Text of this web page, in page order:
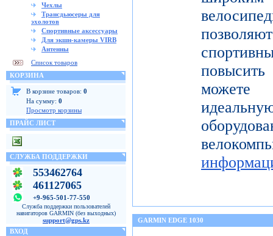
Чехлы
Трансдьюсеры для
эхолотов
Спортивные аксессуары
Для экшн-камеры VIRB
Антенны
Список товаров
КОРЗИНА
В корзине товаров: 0
На сумму: 0
Просмотр корзины
ПРАЙС ЛИСТ
СЛУЖБА ПОДДЕРЖКИ
553462764
461127065
+9-965-501-77-550
Служба поддержки пользователей
навигаторов GARMIN (без выходных)
support@gps.kz
ВХОД
повысить
можете
GARMIN EDGE 1030